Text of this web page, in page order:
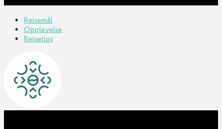
Reisemål
Opplevelse
Reisetips